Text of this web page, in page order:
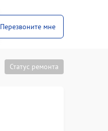
Перезвоните мне
Статус ремонта